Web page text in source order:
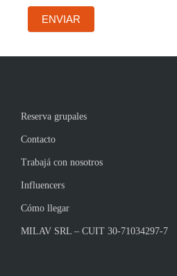
ENVIAR
Reserva grupales
Contacto
Trabajá con nosotros
Influencers
Cómo llegar
MILAV SRL – CUIT 30-71034297-7